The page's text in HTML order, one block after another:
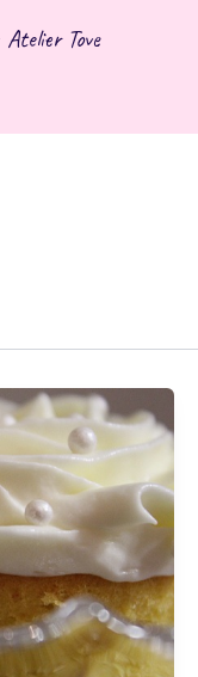
Atelier Tove